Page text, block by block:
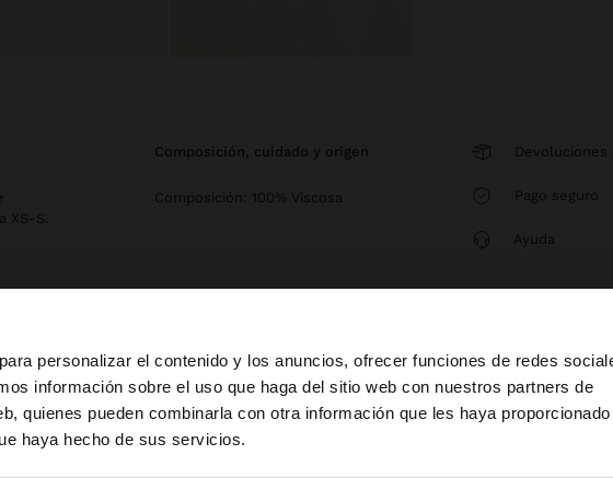
personalizar el contenido y los anuncios, ofrecer funciones de redes
información sobre el uso que haga del sitio web con nuestros partners de
quienes pueden combinarla con otra información que les haya proporcionado
haya hecho de sus servicios.
×
¿Quieres ir a la web de United States?
XS-S.
composición, cuidado y origen
Composición: 100% Viscosa Pago seguro
Ayuda